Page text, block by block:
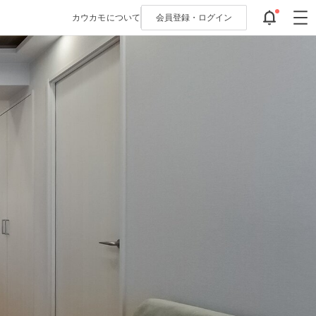
カウカモについて 会員登録・ ログイン